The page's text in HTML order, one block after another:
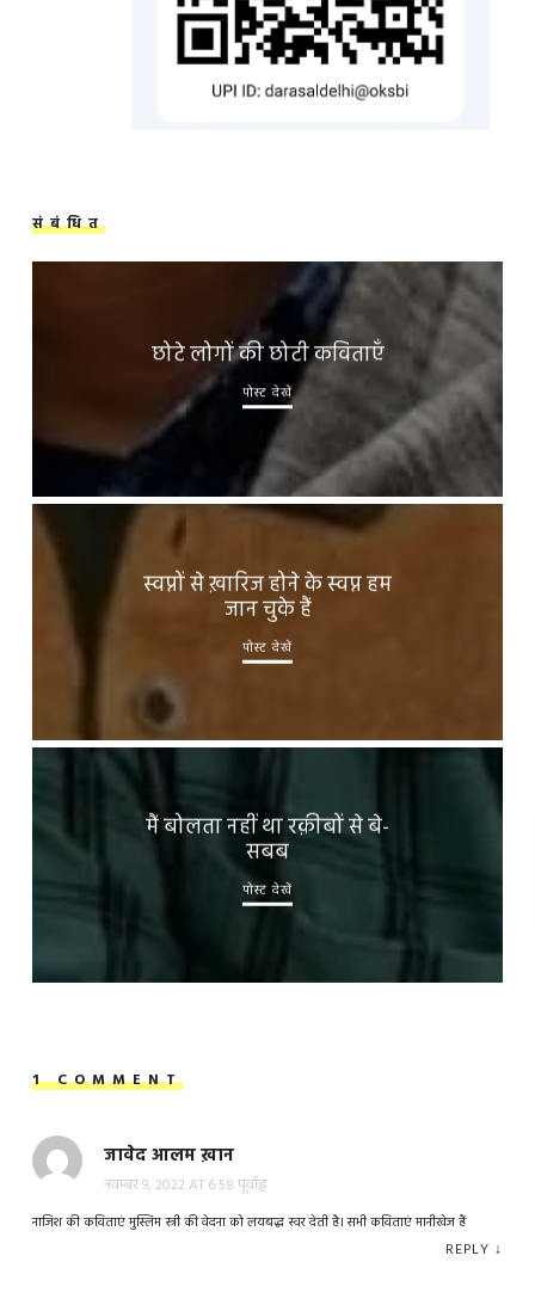
संबंधित
छोटे लोगों की छोटी कविताएँ
पोस्ट देखें
स्वप्नों से ख़ारिज होने के स्वप्न हम
जान चुके हैं
पोस्ट देखें
मैं बोलता नहीं था रक़ीबों से बे-
सबब
पोस्ट देखें
1 COMMENT
जावेद आलम ख़ान
नवम्बर 9, 2022 AT 6:58 पूर्वाह्न
नाजिश की कविताएं मुस्लिम स्त्री की वेदना को लयबद्ध स्वर देती है। सभी कविताएं मानीखेज हैं
REPLY ↓